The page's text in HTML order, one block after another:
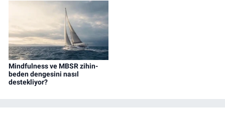
Mindfulness ve MBSR zihin-
beden dengesini nasıl
destekliyor?